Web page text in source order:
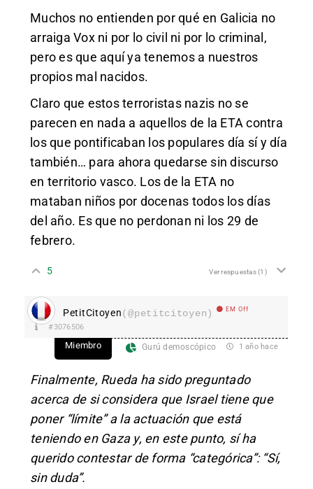
Muchos no entienden por qué en Galicia no
arraiga Vox ni por lo civil ni por lo criminal,
pero es que aquí ya tenemos a nuestros
propios mal nacidos.
Claro que estos terroristas nazis no se
parecen en nada a aquellos de la ETA contra
los que pontificaban los populares día sí y día
también… para ahora quedarse sin discurso
en territorio vasco. Los de la ETA no
mataban niños por docenas todos los días
del año. Es que no perdonan ni los 29 de
febrero.
5 Ver respuestas(1)
PetitCitoyen(@petitcitoyen) EM Off
#3076506
Miembro Gurú demoscópico 1 año hace
Finalmente, Rueda ha sido preguntado
acerca de si considera que Israel tiene que
poner “límite” a la actuación que está
teniendo en Gaza y, en este punto, sí ha
querido contestar de forma “categórica”: “Sí,
sin duda”.